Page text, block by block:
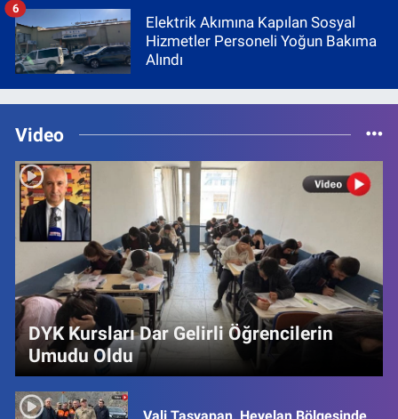
Elektrik Akımına Kapılan Sosyal
Hizmetler Personeli Yoğun Bakıma
Alındı
6
Video
DYK Kursları Dar Gelirli Öğrencilerin
Umudu Oldu